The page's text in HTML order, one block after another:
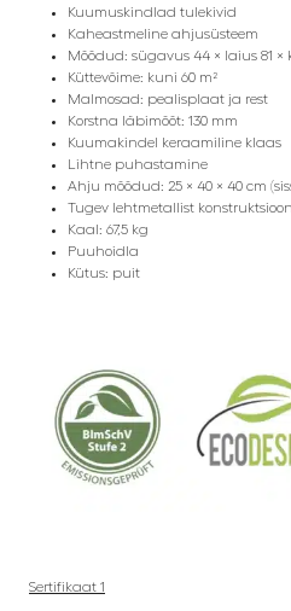
Kuumuskindlad tulekivid
Kaheastmeline ahjusüsteem
Mõõdud: sügavus 44 × laius 81 ×
Küttevõime: kuni 60 m²
Malmosad: pealisplaat ja rest
Korstna läbimõõt: 130 mm
Kuumakindel keraamiline klaas
Lihtne puhastamine
Ahju mõõdud: 25 × 40 × 40 cm
Tugev lehtmetallist konstruktsioon
Kaal: 67,5 kg
Puuhoidla
Kütus: puit
Sertifikaat 1